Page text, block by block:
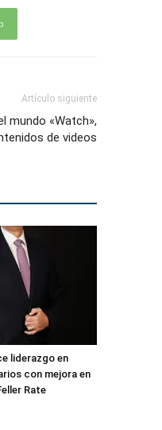
Artículo siguiente
mundo «Watch»,
de videos
liderazgo en
con mejora en
Rate